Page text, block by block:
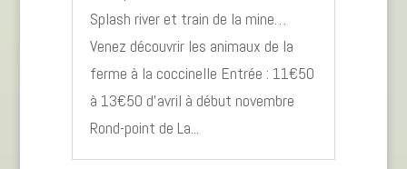
Splash river et train de la mine…
Venez découvrir les animaux de la
ferme à la coccinelle Entrée : 11€50
à 13€50 d’avril à début novembre
Rond-point de La...